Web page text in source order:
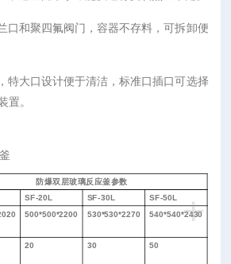
口和聚四氟阀门，容器不存料 ，可拆卸便
特大口设计便于清洁，标准口插口可选择
置。
+
防爆双层玻璃反应釜参数
SF-20L SF-30L
SF-50L
500*500*2200 530*530*2270 540*540*2430
20 30 50